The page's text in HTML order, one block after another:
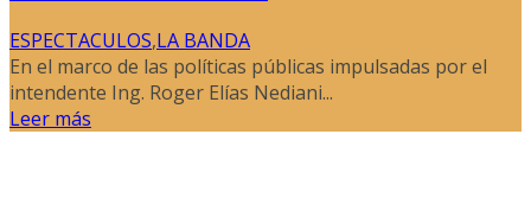
ESPECTACULOS,LA BANDA
En el marco de las políticas públicas impulsadas por el
intendente Ing. Roger Elías Nediani...
Leer más